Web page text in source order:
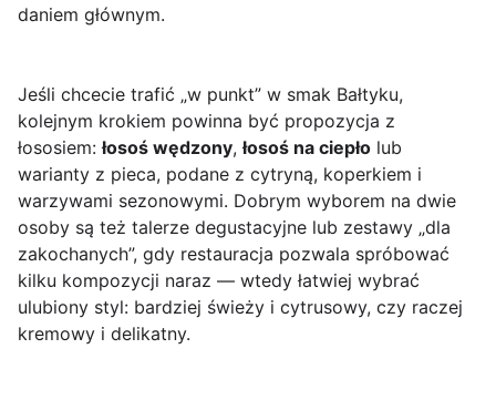
daniem głównym.
Jeśli chcecie trafić „w punkt” w smak Bałtyku,
kolejnym krokiem powinna być propozycja z
łososiem:łosoś wędzony,łosoś na ciepło lub
warianty z pieca, podane z cytryną, koperkiem i
warzywami sezonowymi. Dobrym wyborem na dwie
osoby są też talerze degustacyjne lub zestawy „dla
zakochanych”, gdy restauracja pozwala spróbować
kilku kompozycji naraz — wtedy łatwiej wybrać
ulubiony styl: bardziej świeży i cytrusowy, czy raczej
kremowy i delikatny.